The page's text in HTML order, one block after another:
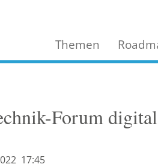
Themen
Forum
17:45